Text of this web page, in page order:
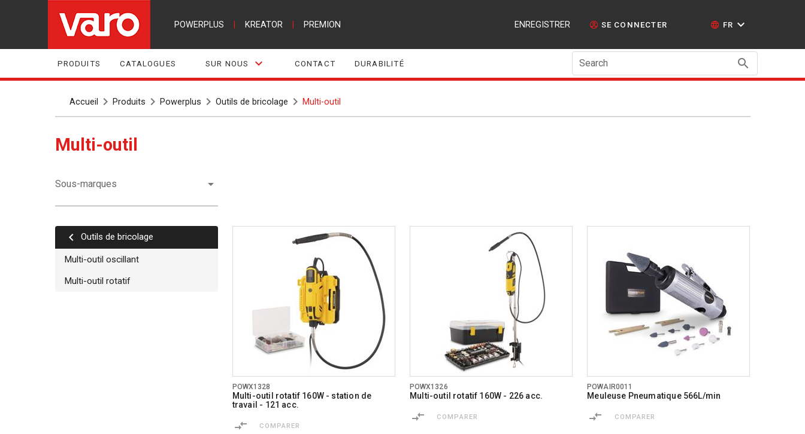
POWERPLUS KREATOR PREMION ENREGISTRER SE CONNECTER FR
PRODUITS CATALOGUES SUR NOUS CONTACT DURABILITÉ Search
Accueil Produits Powerplus Outils de bricolage Multi-outil
Multi-outil
Sous-marques
Outils de bricolage
Multi-outil oscillant
Multi-outil rotatif
POWX1328
Multi-outil rotatif 160W - station de
travail - 121 acc.
COMPARER
POWX1326
Multi-outil rotatif 160W - 226 acc.
COMPARER
POWAIR0011
Meuleuse Pneumatique 566L/min
COMPARER